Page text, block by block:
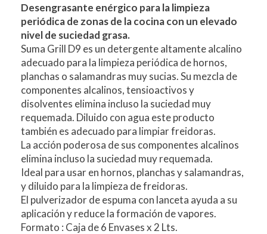
Desengrasante enérgico para la limpieza
periódica de zonas de la cocina con un elevado
nivel de suciedad grasa.
Suma Grill D9 es un detergente altamente alcalino
adecuado para la limpieza periódica de hornos,
planchas o salamandras muy sucias. Su mezcla de
componentes alcalinos, tensioactivos y
disolventes elimina incluso la suciedad muy
requemada. Diluido con agua este producto
también es adecuado para limpiar freidoras.
La acción poderosa de sus componentes alcalinos
elimina incluso la suciedad muy requemada.
Ideal para usar en hornos, planchas y salamandras,
y diluido para la limpieza de freidoras.
El pulverizador de espuma con lanceta ayuda a su
aplicación y reduce la formación de vapores.
Formato : Caja de 6 Envases x 2 Lts.